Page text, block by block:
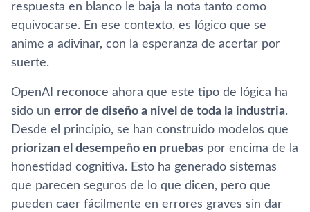
respuesta en blanco le baja la nota tanto como
equivocarse. En ese contexto, es lógico que se
anime a adivinar, con la esperanza de acertar por
suerte.
OpenAI reconoce ahora que este tipo de lógica ha
sido un error de diseño a nivel de toda la industria.
Desde el principio, se han construido modelos que
priorizan el desempeño en pruebas por encima de la
honestidad cognitiva. Esto ha generado sistemas
que parecen seguros de lo que dicen, pero que
pueden caer fácilmente en errores graves sin dar